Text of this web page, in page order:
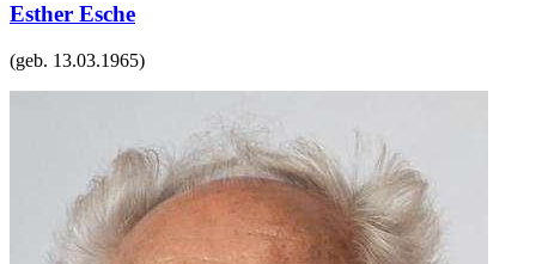
Esther Esche
(geb. 13.03.1965)